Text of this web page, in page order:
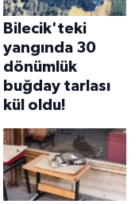
Bilecik'teki
yangında 30
dönümlük
buğday tarlası
kül oldu!